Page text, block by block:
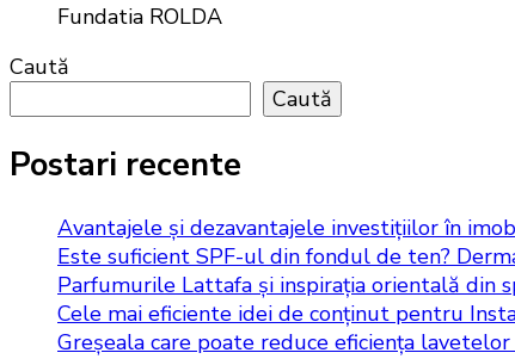
Fundatia ROLDA
Caută
Caută
Postari recente
Avantajele și dezavantajele investițiilor în
Este suficient SPF-ul din fondul de ten?
Parfumurile Lattafa și inspirația orientală din
Cele mai eficiente idei de conținut pentru
Greșeala care poate reduce eficiența